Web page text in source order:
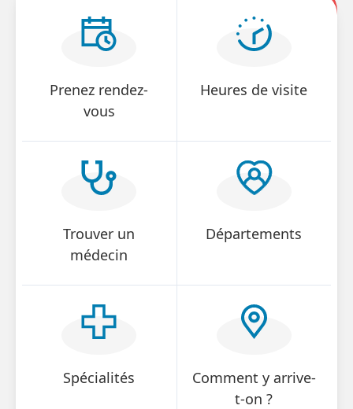
Prenez rendez-
vous
Heures de visite
Trouver un
médecin
Départements
Spécialités
Comment y arrive-
t-on ?
Heures d'ouverture du secrétariat
Ouvert 24 heures sur 24
Conventionné
Statut d'assurance
Assurance personnelle
Campus
Ce médecin ne travaille pas avec un horaire de